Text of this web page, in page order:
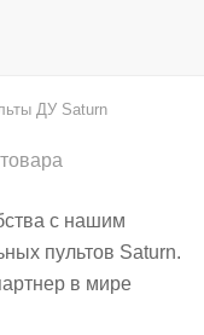
ДУ Saturn
с нашим
пультов Saturn.
в мире